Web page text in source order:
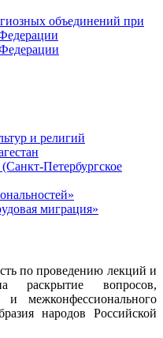
объединений при
и религий
Петербургское
миграция»
по проведению лекций и
раскрытие вопросов,
и межконфессионального
народов Российской